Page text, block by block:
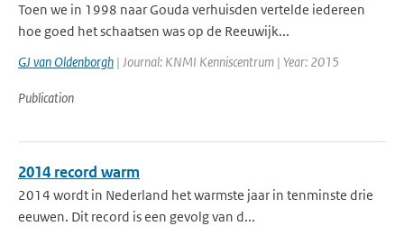
Toen we in 1998 naar Gouda verhuisden vertelde iedereen
hoe goed het schaatsen was op de Reeuwijk...
GJ van Oldenborgh | Journal: KNMI Kenniscentrum | Year: 2015
Publication
2014 record warm
2014 wordt in Nederland het warmste jaar in tenminste drie
eeuwen. Dit record is een gevolg van d...